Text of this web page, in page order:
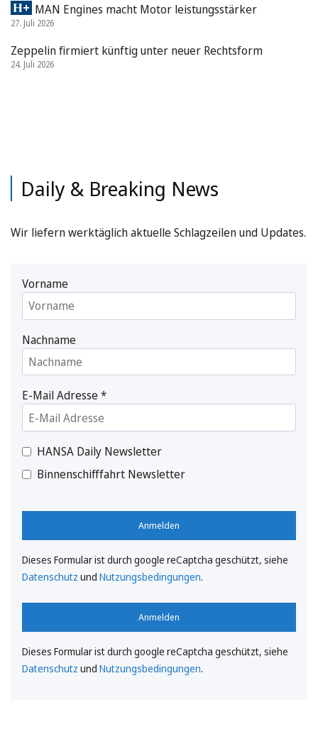
MAN Engines macht Motor leistungsstärker
27. Juli 2026
Zeppelin firmiert künftig unter neuer Rechtsform
24. Juli 2026
Daily & Breaking News
Wir liefern werktäglich aktuelle Schlagzeilen und Updates.
Vorname
Nachname
E-Mail Adresse*
HANSA Daily Newsletter
Binnenschifffahrt Newsletter
Anmelden
Dieses Formular ist durch google reCaptcha geschützt, siehe
Datenschutz und Nutzungsbedingungen.
Anmelden
Dieses Formular ist durch google reCaptcha geschützt, siehe
Datenschutz und Nutzungsbedingungen.